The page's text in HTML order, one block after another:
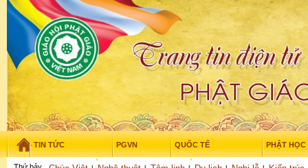
TIN TỨC PGVN QUỐC TẾ PHẬT HỌC